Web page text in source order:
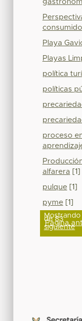
Playa
Playas
política
políticas
proceso
alfarera [1]
pulque[1]
pyme[1]
de 83
Página
siguiente